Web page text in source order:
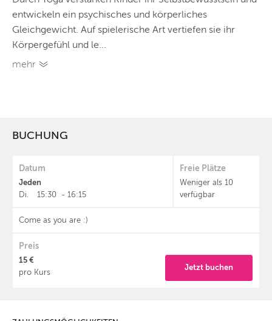
entwickeln ein psychisches und körperliches
Gleichgewicht. Auf spielerische Art vertiefen sie ihr
Körpergefühl und le...
mehr
BUCHUNG
Datum
Jeden
Di. 15:30 - 16:15
Come as you are :)
Freie Plätze
Weniger als 10
verfügbar
Preis
15 €
pro Kurs
Jetzt buchen